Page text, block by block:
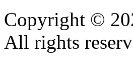
Copyright ©
All rights